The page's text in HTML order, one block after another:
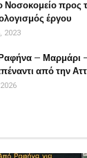
Νοσοκομείο προς
έργου
2023
– Μαρμάρι
από την